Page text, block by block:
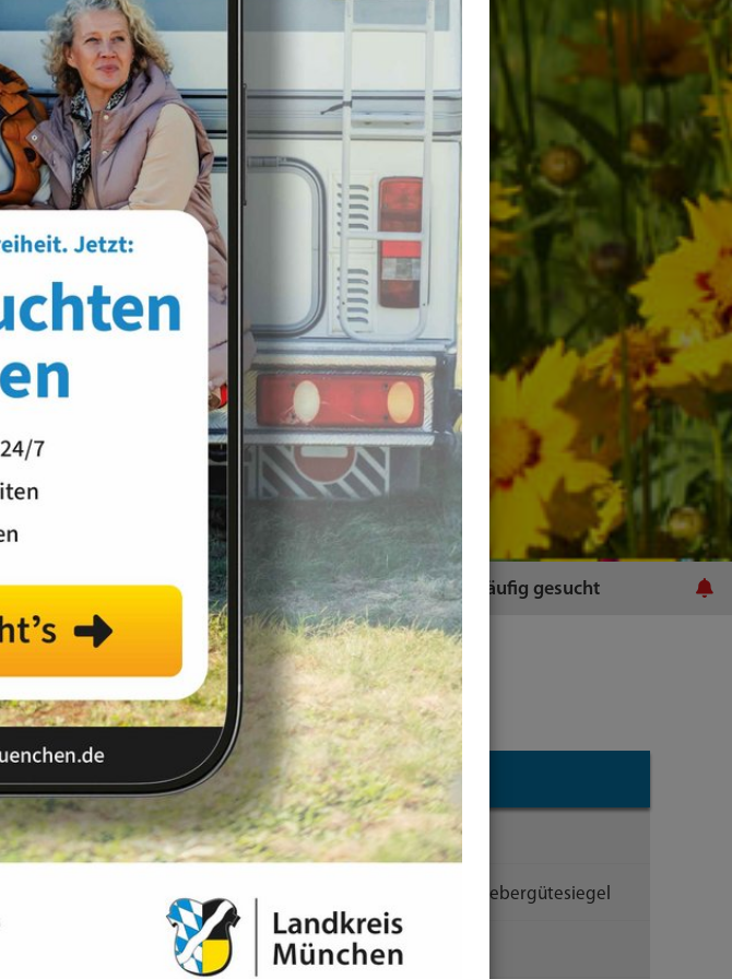
Landratsamt Häufig gesucht
einer
Diese Leitlinien
München. Eine
von
programmatischen
ändern oder
Landratsamt
Audit berufundfamilie
Zukunftsfest: Unser Arbeitgebergütesiegel
Aufgaben und Organisation